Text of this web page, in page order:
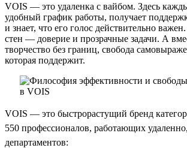
VOIS — это удаленка с вайбом. Здесь
удобный график работы, получает
и знает, что его голос действительно
стен — доверие и прозрачные задачи. А
творчество без границ, свобода
которая поддержит.
VOIS — это быстрорастущий бренд
550 профессионалов, работающих
департаментов: